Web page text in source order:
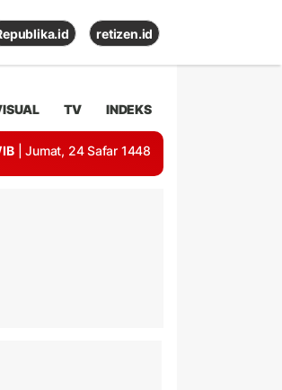
retizen.id
TV INDEKS
| Jumat, 24 Safar 1448